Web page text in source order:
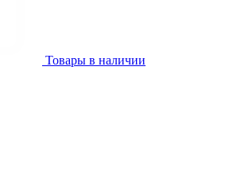
Товары в наличии